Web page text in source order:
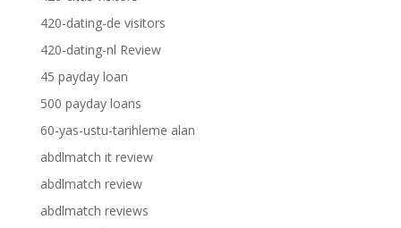
420-dating-de visitors
420-dating-nl Review
45 payday loan
500 payday loans
60-yas-ustu-tarihleme alan
abdlmatch it review
abdlmatch review
abdlmatch reviews